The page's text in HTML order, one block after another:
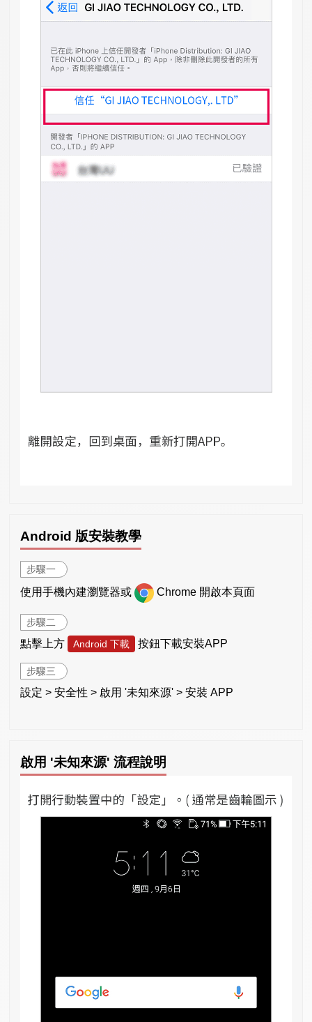
Android 版安裝教學
步驟一
使用手機內建瀏覽器或 Chrome 開啟本頁面
步驟二
點擊上方 Android 下載 按鈕下載安裝APP
步驟三
設定 > 安全性 > 啟用 '未知來源' > 安裝 APP
啟用 '未知來源' 流程說明